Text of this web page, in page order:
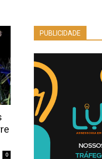
0
PUBLICIDADE